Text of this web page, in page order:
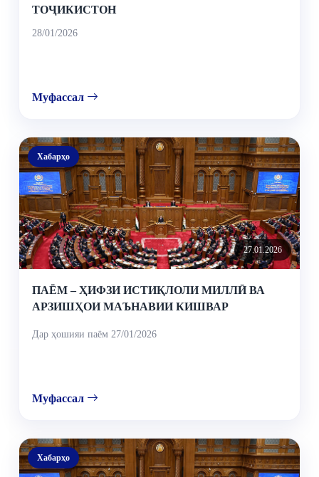
ТОҶИКИСТОН
28/01/2026
Муфассал
Хабарҳо
27.01.2026
ПАЁМ – ҲИФЗИ ИСТИҚЛОЛИ МИЛЛӢ ВА
АРЗИШҲОИ МАЪНАВИИ КИШВАР
Дар ҳошияи паём 27/01/2026
Муфассал
Хабарҳо